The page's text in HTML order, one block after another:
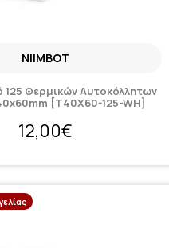
NIIMBOT
125 Θερμικών Αυτοκόλλητων
[T40X60-125-WH]
12,00€